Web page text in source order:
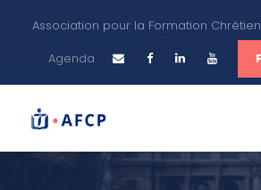
Association pour la Formation
Agenda